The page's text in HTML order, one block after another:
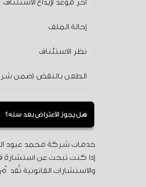
آخر موعد لإيداع الاستئناف
إحالة الملف
نظر الاستئناف
الطعن بالنقض (ضمن
هل يجوز الاعتراض بعد سنة؟
خدمات شركة محمد عبود
إذا كنت تبحث عن استشارة
والاستشارات القانونية